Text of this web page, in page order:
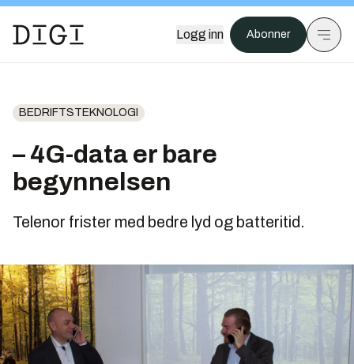
Logg inn Abonner
BEDRIFTSTEKNOLOGI
– 4G-data er bare
begynnelsen
Telenor frister med bedre lyd og batteritid.